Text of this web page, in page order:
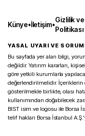
Künye•İletişim•
Gizlilik
Politikası
YASAL UYARI VE
Bu sayfada yer alan bilgi,
değildir. Yatırım kararları,
göre yetkili kurumlarla
değerlendirilmelidir.
gösterilmekle birlikte, olası
kullanımından doğabilecek
BIST isim ve logosu ile Borsa
telif hakları Borsa İstanbul